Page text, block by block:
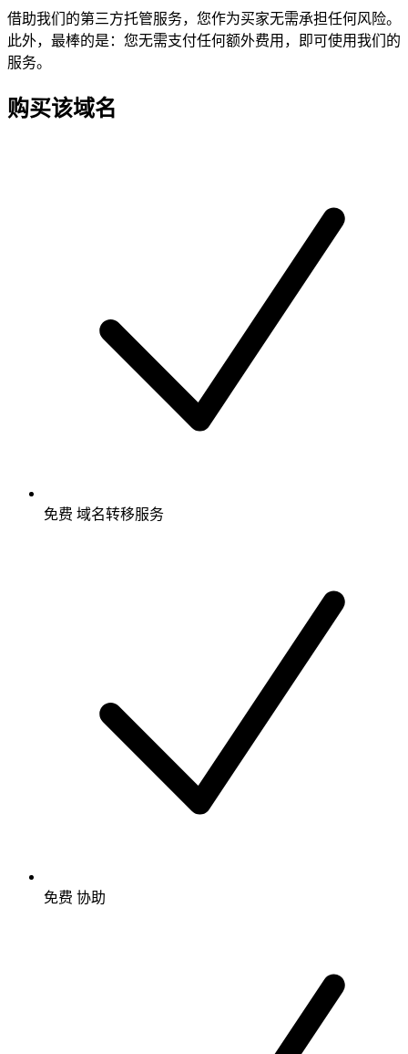
借助我们的第三方托管服务，您作为买家无需承担任何风险。
此外，最棒的是：您无需支付任何额外费用，即可使用我们的
服务。
购买该域名
免费 域名转移服务
免费 协助